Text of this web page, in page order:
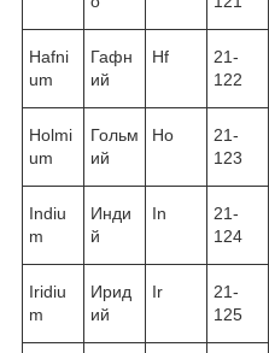
Hafni
um
Гафн
ий
Hf
21-
122
Holmi
um
Гольм
ий
Ho
21-
123
Indiu
m
Инди
й
In
21-
124
Iridiu
m
Ирид
ий
Ir
21-
125